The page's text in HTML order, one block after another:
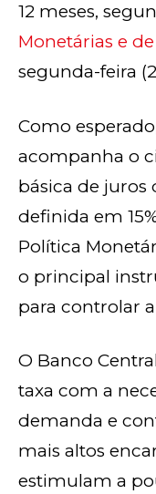
12 meses,
Monetárias e
segunda-feira
Como
acompanha o
básica de juros
definida em
Política
o principal
para controlar
O Banco
taxa com a
demanda e
mais altos
estimulam a